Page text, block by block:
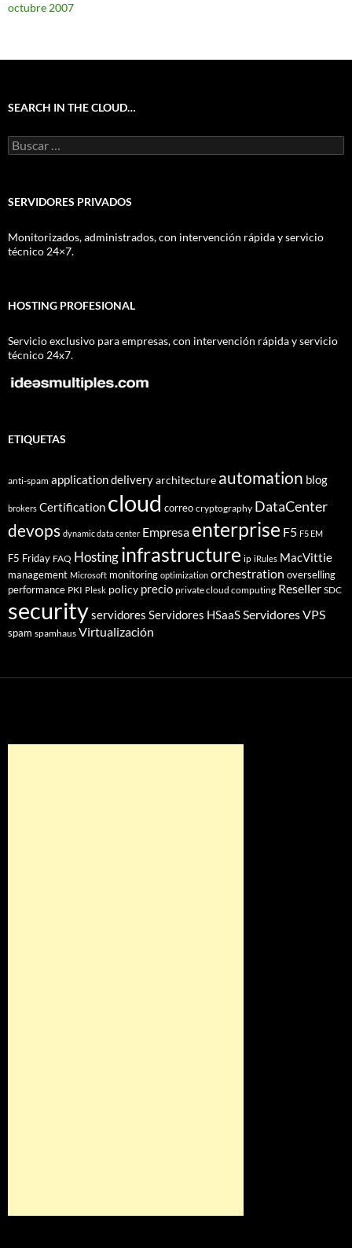
octubre 2007
SEARCH IN THE CLOUD…
Buscar:
SERVIDORES PRIVADOS
Monitorizados, administrados, con intervención rápida y servicio
técnico 24×7.
HOSTING PROFESIONAL
Servicio exclusivo para empresas, con intervención rápida y servicio
técnico 24x7.
ETIQUETAS
anti-spam application deliveryarchitecture automation blog
brokers Certification cloud correo cryptography DataCenter
devops dynamic data center Empresa enterprise F5 F5 EM
F5 Friday FAQ Hostinginfrastructure ip iRules MacVittie
management Microsoft monitoring optimization orchestration overselling
performance PKI Plesk policy precio private cloud computing Reseller SDC
securityservidores Servidores HSaaSServidores VPS
spam spamhaus Virtualización